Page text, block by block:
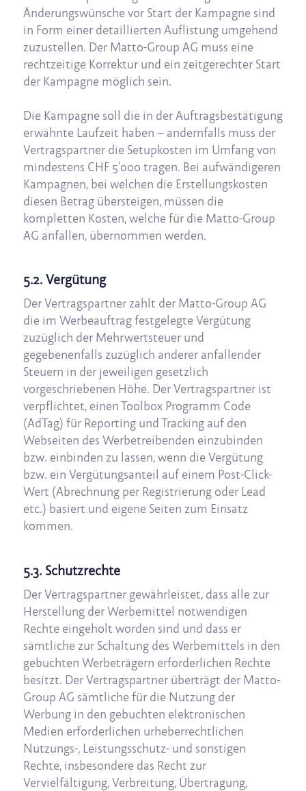
Änderungswünsche vor Start der Kampagne sind
in Form einer detaillierten Auflistung umgehend
zuzustellen. Der Matto-Group AG muss eine
rechtzeitige Korrektur und ein zeitgerechter Start
der Kampagne möglich sein.
Die Kampagne soll die in der Auftragsbestätigung
erwähnte Laufzeit haben – andernfalls muss der
Vertragspartner die Setupkosten im Umfang von
mindestens CHF 5‘000 tragen. Bei aufwändigeren
Kampagnen, bei welchen die Erstellungskosten
diesen Betrag übersteigen, müssen die
kompletten Kosten, welche für die Matto-Group
AG anfallen, übernommen werden.
5.2. Vergütung
Der Vertragspartner zahlt der Matto-Group AG
die im Werbeauftrag festgelegte Vergütung
zuzüglich der Mehrwertsteuer und
gegebenenfalls zuzüglich anderer anfallender
Steuern in der jeweiligen gesetzlich
vorgeschriebenen Höhe. Der Vertragspartner ist
verpflichtet, einen Toolbox Programm Code
(AdTag) für Reporting und Tracking auf den
Webseiten des Werbetreibenden einzubinden
bzw. einbinden zu lassen, wenn die Vergütung
bzw. ein Vergütungsanteil auf einem Post-Click-
Wert (Abrechnung per Registrierung oder Lead
etc.) basiert und eigene Seiten zum Einsatz
kommen.
5.3. Schutzrechte
Der Vertragspartner gewährleistet, dass alle zur
Herstellung der Werbemittel notwendigen
Rechte eingeholt worden sind und dass er
sämtliche zur Schaltung des Werbemittels in den
gebuchten Werbeträgern erforderlichen Rechte
besitzt. Der Vertragspartner überträgt der Matto-
Group AG sämtliche für die Nutzung der
Werbung in den gebuchten elektronischen
Medien erforderlichen urheberrechtlichen
Nutzungs-, Leistungsschutz- und sonstigen
Rechte, insbesondere das Recht zur
Vervielfältigung, Verbreitung, Übertragung,